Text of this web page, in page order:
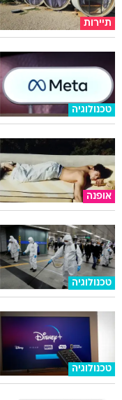
תיירות
טכנולוגיה
אופנה
טכנולוגיה
טכנולוגיה